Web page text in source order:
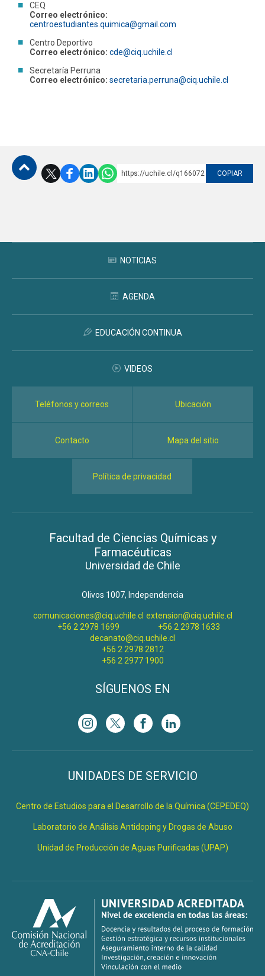
CEQ
Correo electrónico:
centroestudiantes.quimica@gmail.com
Centro Deportivo
Correo electrónico: cde@ciq.uchile.cl
Secretaría Perruna
Correo electrónico: secretaria.perruna@ciq.uchile.cl
https://uchile.cl/q166072 COPIAR
NOTICIAS
AGENDA
EDUCACIÓN CONTINUA
VIDEOS
Teléfonos y correos Ubicación
Contacto Mapa del sitio
Política de privacidad
Facultad de Ciencias Químicas y
Farmacéuticas
Universidad de Chile
Olivos 1007, Independencia
comunicaciones@ciq.uchile.cl
+56 2 2978 1699
extension@ciq.uchile.cl
+56 2 2978 1633
decanato@ciq.uchile.cl
+56 2 2978 2812
+56 2 2977 1900
SÍGUENOS EN
UNIDADES DE SERVICIO
Centro de Estudios para el Desarrollo de la Química (CEPEDEQ)
Laboratorio de Análisis Antidoping y Drogas de Abuso
Unidad de Producción de Aguas Purificadas (UPAP)